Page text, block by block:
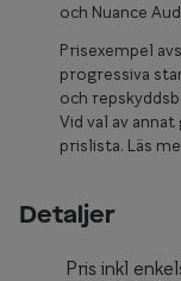
och Nuance
Prisexempel
progressiva
och
Vid val av
prislista. Läs
Detaljer
Pris inkl